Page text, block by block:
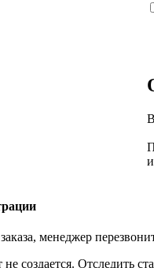
менеджер
создается. Отследить